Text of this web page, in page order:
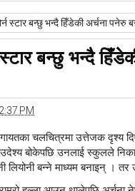
स्टार बन्छु भन्दै हिँडेकी अर्चना पनेरु
स्टार बन्छु भन्दै
2:37 PM
चलचित्रमा उत्तेजक दृश्य
उदेश्य बोकेपछि उनलाई स्कुलले
लियोनी बन्ने माध्यम बनाइन् ।